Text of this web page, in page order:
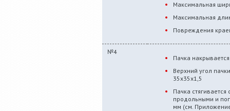
Максимальная
Максимальная
Повреждения
№4
Пачка
Верхний угол
35х35х1,5
Пачка
продольными и
мм (см.